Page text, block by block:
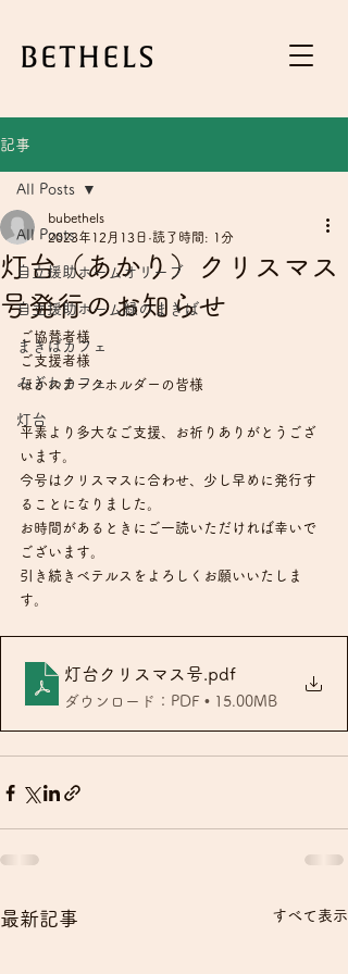
記事
All Posts
自立援助ホームオリーブ
自立援助ホーム緑のまきば
まきばカフェ
みぎわカフェ
灯台
All Posts
灯台（あかり）クリスマス
号発行のお知らせ
bubethels
2023年12月13日 読了時間: 1分
ご協賛者様
ご支援者様
ほかステークホルダーの皆様
平素より多大なご支援、お祈りありがとうござ
います。
今号はクリスマスに合わせ、少し早めに発行す
ることになりました。
お時間があるときにご一読いただければ幸いで
ございます。
引き続きベテルスをよろしくお願いいたしま
す。
灯台クリスマス号 .pdf
ダウンロード：PDF • 15.00MB
最新記事 すべて表示